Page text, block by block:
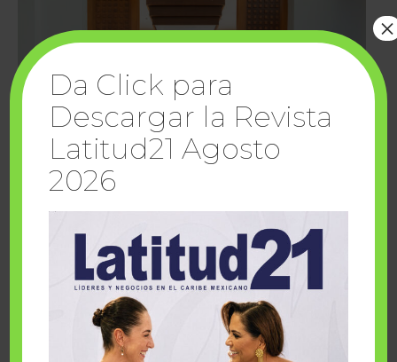
Cuando la solidaridad inspira; cumplen
sueños Fairmont Mayakoba y Make-A-Wish
Da Click para
Descargar la Revista
Latitud21 Agosto
2026
×